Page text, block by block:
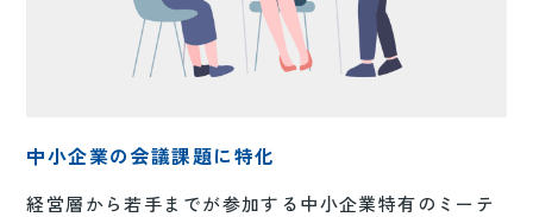
中小企業の会議課題に特化
経営層から若手までが参加する中小企業特有のミーテ